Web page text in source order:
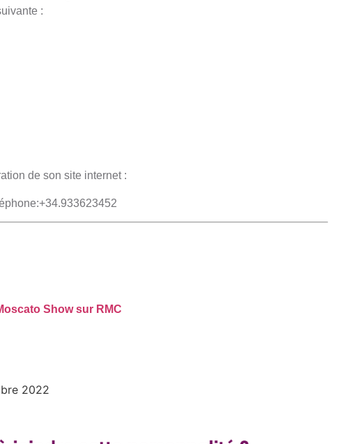
:
de son site internet :
Show sur RMC
2022